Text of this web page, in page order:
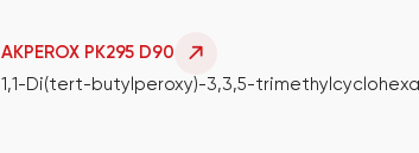
AKPEROX PK295 D90
1,1-Di(tert-butylperoxy)-3,3,5-